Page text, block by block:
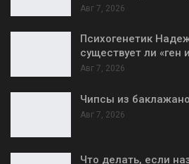
Авг 7, 2026
Психогенетик
существует ли «ген
Авг 7, 2026
Чипсы из
Авг 7, 2026
Что делать, если